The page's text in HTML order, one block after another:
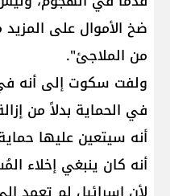
ضخ الأموال على المزيد
من الملاجئ".
ولفت سكوت إلى أنه
في الحماية بدلاً من
أنه سيتعين عليها
أنه كان ينبغي إخلاء